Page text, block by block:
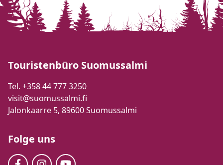
Touristenbüro Suomussalmi
Tel. +358 44 777 3250
visit@suomussalmi.fi
Jalonkaarre 5, 89600 Suomussalmi
Folge uns